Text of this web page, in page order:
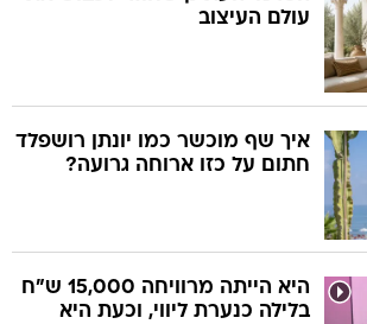
עולם העיצוב
איך שף מוכשר כמו יונתן רושפלד
חתום על כזו ארוחה גרועה?
היא הייתה מרוויחה 15,000 ש"ח
בלילה כנערת ליווי, וכעת היא